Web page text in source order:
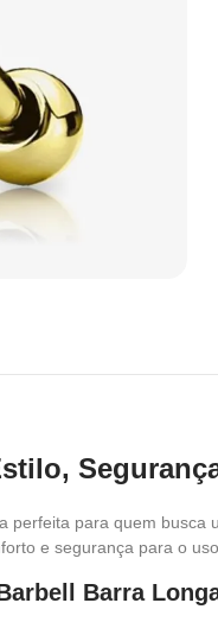
perfeita para quem
e segurança para o
Barra